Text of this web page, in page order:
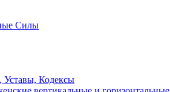
Силы
Уставы, Кодексы